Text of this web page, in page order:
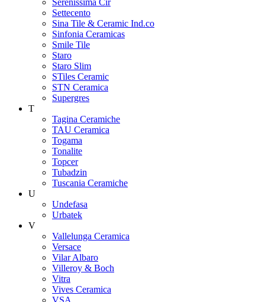
Settecento
Sina Tile & Ceramic Ind.co
Sinfonia Ceramicas
Smile Tile
Staro
Staro Slim
STiles Ceramic
STN Ceramica
Supergres
T
Tagina Ceramiche
TAU Ceramica
Togama
Tonalite
Topcer
Tubadzin
Tuscania Ceramiche
U
Undefasa
Urbatek
V
Vallelunga Ceramica
Versace
Vilar Albaro
Villeroy & Boch
Vitra
Vives Ceramica
VSA